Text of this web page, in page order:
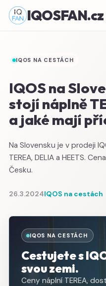
IQOSFAN.cz
IQOS NA CESTÁCH
IQOS na
stojí náplně
a jaké mají
Na Slovensku je v prodeji
TEREA, DELIA a HEETS.
Česku.
26.3.2024IQOS na cestách
IQOS NA CESTÁCH
Cestujete s
svou zemi.
Ceny náplní TEREA,